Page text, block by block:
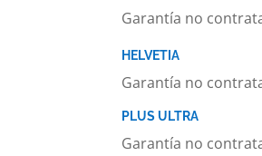
Garantía no
HELVETIA
Garantía no
PLUS ULTRA
Garantía no